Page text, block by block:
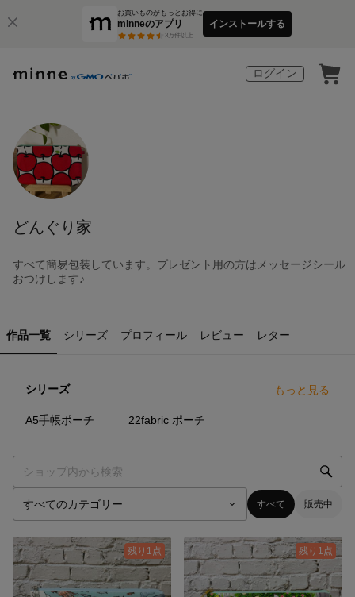
お買いものがもっとお得に
minneのアプリ
3万件以上
インストールする
ログイン
どんぐり家
すべて簡易包装しています。プレゼント用の方はメッセージシール
おつけします♪
作品一覧 シリーズ プロフィール レビュー レター
シリーズ もっと見る
A5手帳ポーチ 22fabric ポーチ
すべて 販売中
残り1点 残り1点